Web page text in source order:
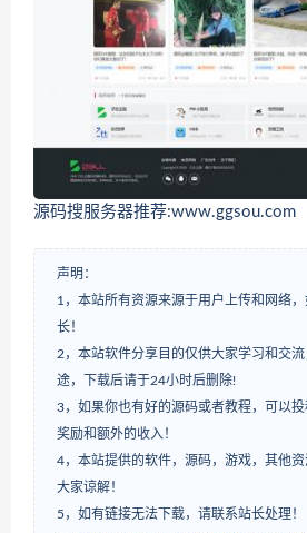
源码搜服务器推荐:www.ggsou.com
声明：
1，本站所有资源来源于用户上传和网络
长！
2，本站软件分享目的仅供大家学习和交
途，下载后请于24小时后删除!
3，如果你也有好的源码或者教程，可以
奖励和额外的收入！
4，本站提供的软件，源码，游戏，其他
大家谅解！
5，如有链接无法下载，请联系站长处理！